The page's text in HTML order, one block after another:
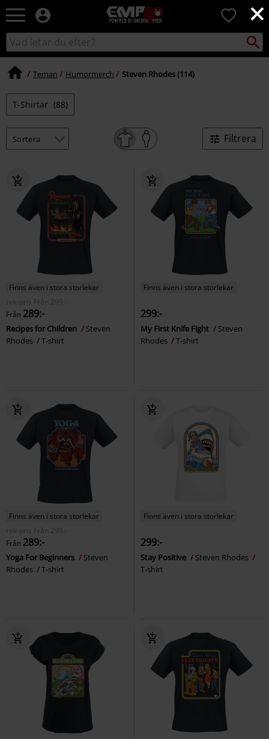
×
EMP
-
Musik,
TV
&
0
Sök
i
Sök
Teman Humormerch Steven Rhodes (114)
T-Shirtar (88)
Filtrera
Finns även i stora storlekar
rek-pris
Från 299:-
Från 289:-
Recipes for Children
Steven
Rhodes
T-shirt
Finns även i stora storlekar
299:-
My First Knife Fight
Steven
Rhodes
T-shirt
Finns även i stora storlekar
rek-pris
Från 299:-
Från 289:-
Yoga For Beginners
Steven
Rhodes
T-shirt
Finns även i stora storlekar
299:-
Stay Positive
Steven Rhodes
T-shirt